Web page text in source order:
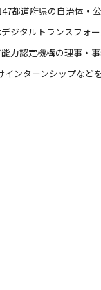
都道府県の自治体・
ジタルトランスフォ
力認定機構の理事・
ンターンシップなど